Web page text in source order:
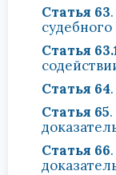
Статья 63
Статья
Статья 64
Статья 65
Статья 66